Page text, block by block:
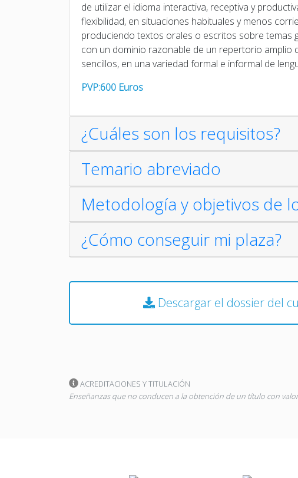
de utilizar el idioma interactiva, receptiva y
flexibilidad, en situaciones habituales y menos
produciendo textos orales o escritos sobre temas
con un dominio razonable de un repertorio amplio
sencillos, en una variedad formal e informal de
PVP:600 Euros
¿Cuáles son los requisitos?
Temario abreviado
Metodología y objetivos de
¿Cómo conseguir mi plaza?
Descargar el
ACREDITACIONES Y TITULACIÓN
Enseñanzas que no conducen a la obtención de un título con